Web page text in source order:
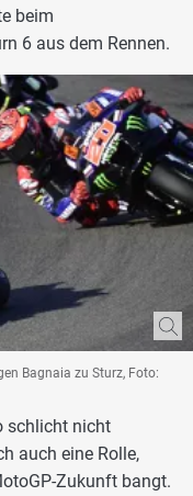
beim
6 aus dem Rennen.
Bagnaia zu Sturz, Foto:
schlicht nicht
auch eine Rolle,
Zukunft bangt.